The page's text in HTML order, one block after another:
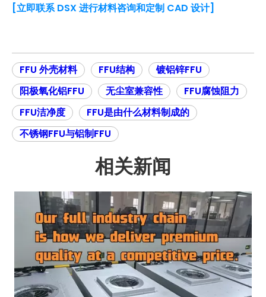
[立即联系 DSX 进行材料咨询和定制 CAD 设计]
FFU 外壳材料 FFU结构
镀铝锌FFU
阳极氧化铝FFU
无尘室兼容性
FFU腐蚀阻力
FFU洁净度
FFU是由什么材料制成的
不锈钢FFU与铝制FFU
相关新闻